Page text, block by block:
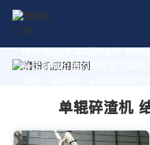
作为专业的 单辊碎渣机 结构
身定制高价值的粉体加工系统
单辊碎渣机